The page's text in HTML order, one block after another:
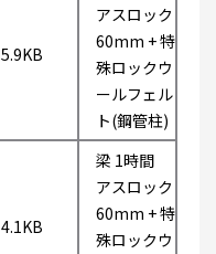
5.9KB
アスロック
60mm + 特
殊ロックウ
ールフェル
ト(鋼管柱)
4.1KB
梁 1時間
アスロック
60mm + 特
殊ロックウ